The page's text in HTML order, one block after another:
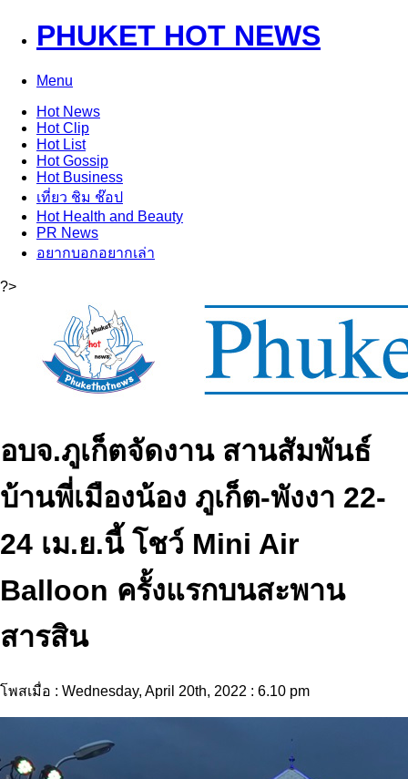
PHUKET HOT NEWS
Menu
HotNews
HotClip
HotList
HotGossip
HotBusiness
เที่ยว ชิม ช๊อป
HotHealth and Beauty
PR News
อยากบอกอยากเล่า
?>
อบจ.ภูเก็ตจัดงาน สานสัมพันธ์
บ้านพี่เมืองน้อง ภูเก็ต-พังงา 22-
24 เม.ย.นี้ โชว์ Mini Air
Balloon ครั้งแรกบนสะพาน
สารสิน
โพสเมื่อ : Wednesday, April 20th, 2022 : 6.10 pm